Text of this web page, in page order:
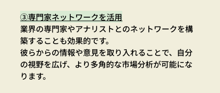
③専門家ネットワークを活用
業界の専門家やアナリストとのネットワークを構
築することも効果的です。
彼らからの情報や意見を取り入れることで、自分
の視野を広げ、より多角的な市場分析が可能にな
ります。